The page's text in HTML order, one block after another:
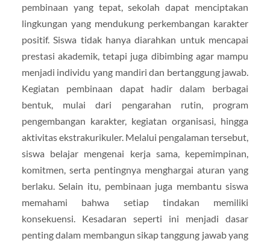
pembinaan yang tepat, sekolah dapat menciptakan
lingkungan yang mendukung perkembangan karakter
positif. Siswa tidak hanya diarahkan untuk mencapai
prestasi akademik, tetapi juga dibimbing agar mampu
menjadi individu yang mandiri dan bertanggung jawab.
Kegiatan pembinaan dapat hadir dalam berbagai
bentuk, mulai dari pengarahan rutin, program
pengembangan karakter, kegiatan organisasi, hingga
aktivitas ekstrakurikuler. Melalui pengalaman tersebut,
siswa belajar mengenai kerja sama, kepemimpinan,
komitmen, serta pentingnya menghargai aturan yang
berlaku. Selain itu, pembinaan juga membantu siswa
memahami bahwa setiap tindakan memiliki
konsekuensi. Kesadaran seperti ini menjadi dasar
penting dalam membangun sikap tanggung jawab yang